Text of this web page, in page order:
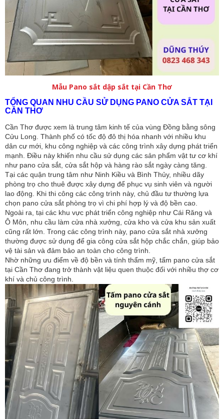
Mẫu Pano sắt dập sắt tại Cần Thơ
TỔNG QUAN NHU CẦU SỬ DỤNG PANO CỬA SẮT TẠI
CẦN THƠ
Cần Thơ được xem là trung tâm kinh tế của vùng Đồng bằng sông
Cửu Long. Thành phố có tốc độ đô thị hóa nhanh với nhiều khu
dân cư mới, khu công nghiệp và các công trình xây dựng phát triển
mạnh. Điều này khiến nhu cầu sử dụng các sản phẩm vật tư cơ khí
như pano cửa sắt, cửa sắt hộp và hàng rào sắt ngày càng tăng.
Tại các quận trung tâm như Ninh Kiều và Bình Thủy, nhiều dãy
phòng trọ cho thuê được xây dựng để phục vụ sinh viên và người
lao động. Khi thi công các công trình này, chủ đầu tư thường lựa
chọn pano cửa sắt phòng trọ vì chi phí hợp lý và độ bền cao.
Ngoài ra, tại các khu vực phát triển công nghiệp như Cái Răng và
Ô Môn, nhu cầu làm cửa nhà xưởng, cửa kho và cửa khu sản xuất
cũng rất lớn. Trong các công trình này, pano cửa sắt nhà xưởng
thường được sử dụng để gia công cửa sắt hộp chắc chắn, giúp bảo
vệ tài sản và đảm bảo an toàn cho công trình.
Nhờ những ưu điểm về độ bền và tính thẩm mỹ, tấm pano cửa sắt
tại Cần Thơ đang trở thành vật liệu quen thuộc đối với nhiều thợ cơ
khí và chủ công trình.